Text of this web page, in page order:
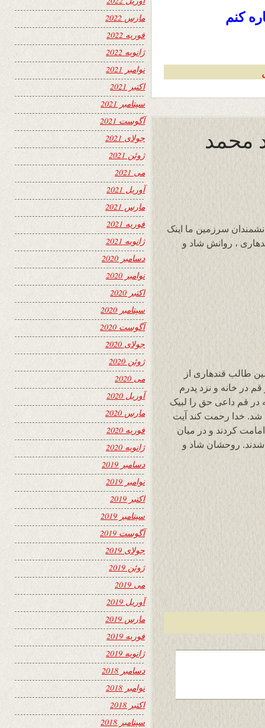
کنم
محمد
سرزمین ما اینک
، روانش شاد و
طالب قندهاری از
در خانه و نزد پدرم
۱۳۶۴ در همان خانه در قم داعی حق را لبیک
شد. خدا رحمت کند آیت
کردند و در میان
روحشان شاد و
مارس 2022
فوریه 2022
ژانویه 2022
نوامبر 2021
اکتبر 2021
سپتامبر 2021
آگوست 2021
جولای 2021
ژوئن 2021
می 2021
آوریل 2021
مارس 2021
فوریه 2021
ژانویه 2021
دسامبر 2020
نوامبر 2020
اکتبر 2020
سپتامبر 2020
آگوست 2020
جولای 2020
ژوئن 2020
می 2020
آوریل 2020
مارس 2020
فوریه 2020
ژانویه 2020
دسامبر 2019
نوامبر 2019
اکتبر 2019
سپتامبر 2019
آگوست 2019
جولای 2019
ژوئن 2019
می 2019
آوریل 2019
مارس 2019
فوریه 2019
ژانویه 2019
دسامبر 2018
نوامبر 2018
اکتبر 2018
سپتامبر 2018